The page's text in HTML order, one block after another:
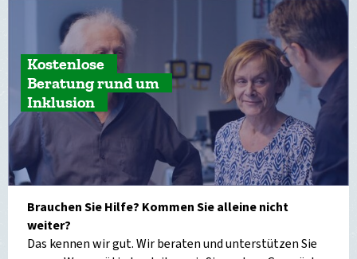
Kostenlose
Beratung rund um
Inklusion
Brauchen Sie Hilfe? Kommen Sie alleine nicht
weiter?
Das kennen wir gut. Wir beraten und unterstützen Sie